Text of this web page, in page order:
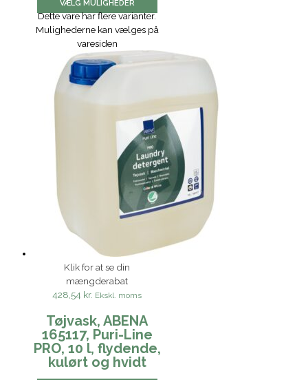
VÆLG MULIGHEDER
Dette vare har flere varianter.
Mulighederne kan vælges på
varesiden
Klik for at se din
mængderabat
428,54 kr. Ekskl. moms
Tøjvask, ABENA
165117, Puri-Line
PRO, 10 l, flydende,
kulørt og hvidt